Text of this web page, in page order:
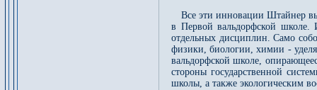
Все эти инновации Штайнер
в Первой вальдорфской
отдельных дисциплин. Само
физики, биологии, химии -
вальдорфской школе,
стороны государственной
школы, а также экологическим